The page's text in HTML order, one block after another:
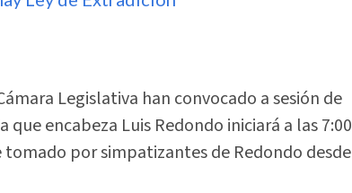
Legislativa han convocado a sesión de
que encabeza Luis Redondo iniciará a las 7:00
por simpatizantes de Redondo desde